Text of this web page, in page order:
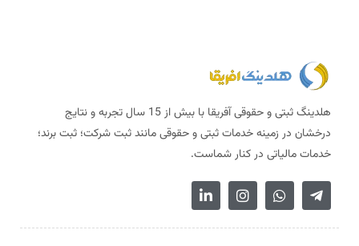
هلدینگ ثبتی و حقوقی آفریقا با بیش از 15 سال تجربه و نتایج
درخشان در زمینه خدمات ثبتی و حقوقی مانند ثبت شرکت؛ ثبت برند؛
خدمات مالیاتی در کنار شماست.